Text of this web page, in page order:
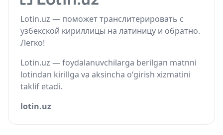
Lotin.uz — поможет транслитерировать с
узбекской кириллицы на латиницу и обратно.
Легко!
Lotin.uz — foydalanuvchilarga berilgan matnni
lotindan kirillga va aksincha o‘girish xizmatini
taklif etadi.
lotin.uz